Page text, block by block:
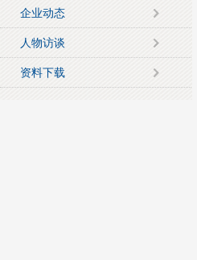
企业动态
人物访谈
资料下载